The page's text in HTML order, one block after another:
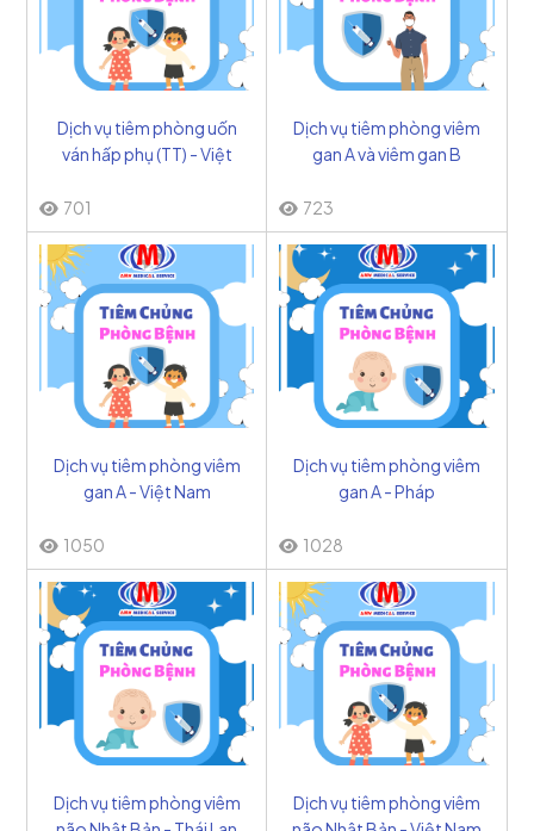
Dịch vụ tiêm phòng uốn
ván hấp phụ (TT) - Việt
701
Dịch vụ tiêm phòng viêm
gan A và viêm gan B
723
Dịch vụ tiêm phòng viêm
gan A - Việt Nam
1050
Dịch vụ tiêm phòng viêm
gan A - Pháp
1028
Dịch vụ tiêm phòng viêm
Dịch vụ tiêm phòng viêm